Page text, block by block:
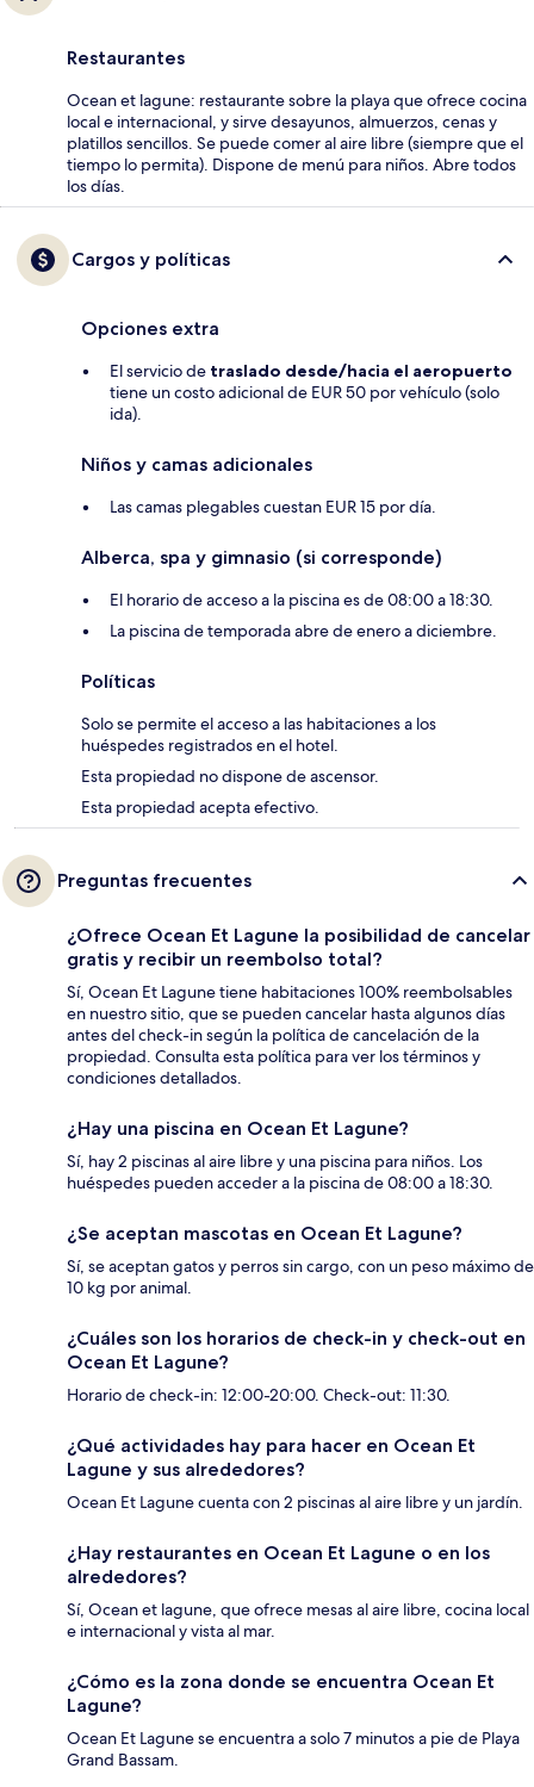
Restaurantes
Ocean et lagune: restaurante sobre la playa que ofrece cocina
local e internacional, y sirve desayunos, almuerzos, cenas y
platillos sencillos. Se puede comer al aire libre (siempre que el
tiempo lo permita). Dispone de menú para niños. Abre todos
los días.
Cargos y políticas
Opciones extra
El servicio de traslado desde/hacia el aeropuerto
tiene un costo adicional de EUR 50 por vehículo (solo
ida).
Niños y camas adicionales
Las camas plegables cuestan EUR 15 por día.
Alberca, spa y gimnasio (si corresponde)
El horario de acceso a la piscina es de 08:00 a 18:30.
La piscina de temporada abre de enero a diciembre.
Políticas
Solo se permite el acceso a las habitaciones a los
huéspedes registrados en el hotel.
Esta propiedad no dispone de ascensor.
Esta propiedad acepta efectivo.
Preguntas frecuentes
¿Ofrece Ocean Et Lagune la posibilidad de cancelar
gratis y recibir un reembolso total?
Sí, Ocean Et Lagune tiene habitaciones 100% reembolsables
en nuestro sitio, que se pueden cancelar hasta algunos días
antes del check-in según la política de cancelación de la
propiedad. Consulta esta política para ver los términos y
condiciones detallados.
¿Hay una piscina en Ocean Et Lagune?
Sí, hay 2 piscinas al aire libre y una piscina para niños. Los
huéspedes pueden acceder a la piscina de 08:00 a 18:30.
¿Se aceptan mascotas en Ocean Et Lagune?
Sí, se aceptan gatos y perros sin cargo, con un peso máximo de
10 kg por animal.
¿Cuáles son los horarios de check-in y check-out en
Ocean Et Lagune?
Horario de check-in: 12:00-20:00. Check-out: 11:30.
¿Qué actividades hay para hacer en Ocean Et
Lagune y sus alrededores?
Ocean Et Lagune cuenta con 2 piscinas al aire libre y un jardín.
¿Hay restaurantes en Ocean Et Lagune o en los
alrededores?
Sí, Ocean et lagune, que ofrece mesas al aire libre, cocina local
e internacional y vista al mar.
¿Cómo es la zona donde se encuentra Ocean Et
Lagune?
Ocean Et Lagune se encuentra a solo 7 minutos a pie de Playa
Grand Bassam.